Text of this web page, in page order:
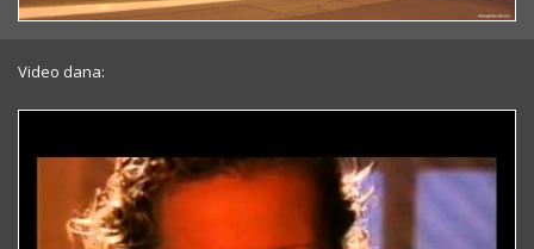
Video dana: